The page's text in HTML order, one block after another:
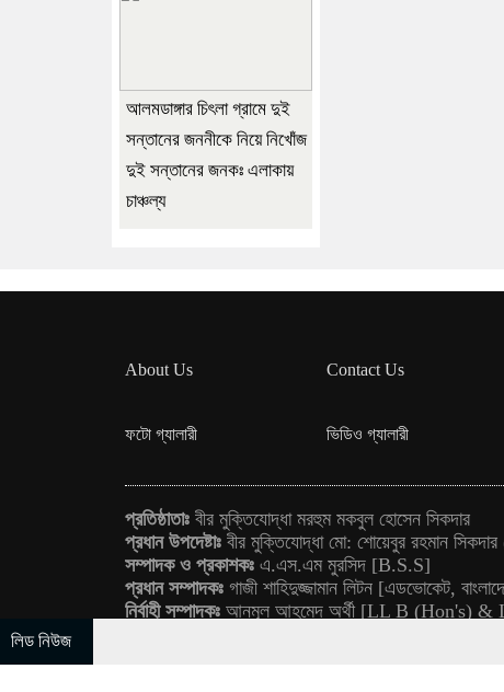
আলমডাঙ্গার চিৎলা গ্রামে দুই
সন্তানের জননীকে নিয়ে নিখোঁজ
দুই সন্তানের জনকঃ এলাকায়
চাঞ্চল্য
About Us Contact Us
ফটো গ্যালারী ভিডিও গ্যালারী
প্রতিষ্ঠাতাঃ বীর মুক্তিযোদ্ধা মরহুম মকবুল হোসেন সিকদার
প্রধান উপদেষ্টাঃ বীর মুক্তিযোদ্ধা মো: শোয়েবুর রহমান
সম্পাদক ও প্রকাশকঃ এ.এস.এম মুরসিদ [B.S.S]
প্রধান সম্পাদকঃ গাজী শাহিদুজ্জামান লিটন [এডভোকেট,
নির্বাহী সম্পাদকঃ আনমূল আহমেদ অর্থী [LL B (Hon's) &
লিড নিউজ